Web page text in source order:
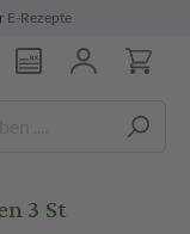
E-Rezepte
3 St